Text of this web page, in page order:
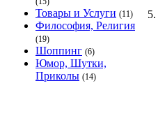
Товары и Услуги (11)
Философия, Религия
(19)
Шоппинг (6)
Юмор, Шутки,
Приколы (14)
5.